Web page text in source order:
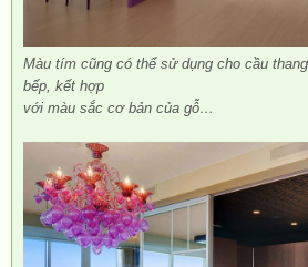
Màu tím cũng có thể sử dụng cho cầu
bếp, kết hợp
với màu sắc cơ bản của gỗ…